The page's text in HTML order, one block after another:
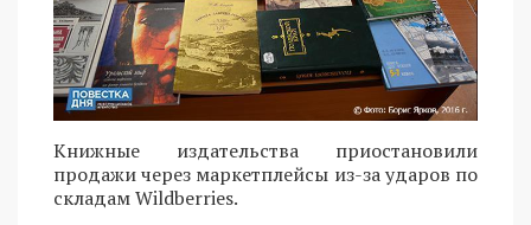
Книжные издательства приостановили
продажи через маркетплейсы из-за ударов по
складам Wildberries.